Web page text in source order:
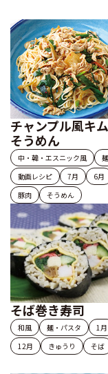
チャンプル風キ
そうめん
中・韓・エスニック風
動画レシピ
7月 6月
豚肉
そうめん
そば巻き寿司
和風 麺・パスタ 1月
12月
きゅうり そば